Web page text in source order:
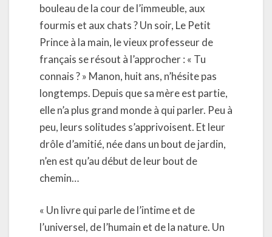
bouleau de la cour de l’immeuble, aux
fourmis et aux chats ? Un soir, Le Petit
Prince à la main, le vieux professeur de
français se résout à l’approcher : « Tu
connais ? » Manon, huit ans, n’hésite pas
longtemps. Depuis que sa mère est partie,
elle n’a plus grand monde à qui parler. Peu à
peu, leurs solitudes s’apprivoisent. Et leur
drôle d’amitié, née dans un bout de jardin,
n’en est qu’au début de leur bout de
chemin…
« Un livre qui parle de l’intime et de
l’universel, de l’humain et de la nature. Un